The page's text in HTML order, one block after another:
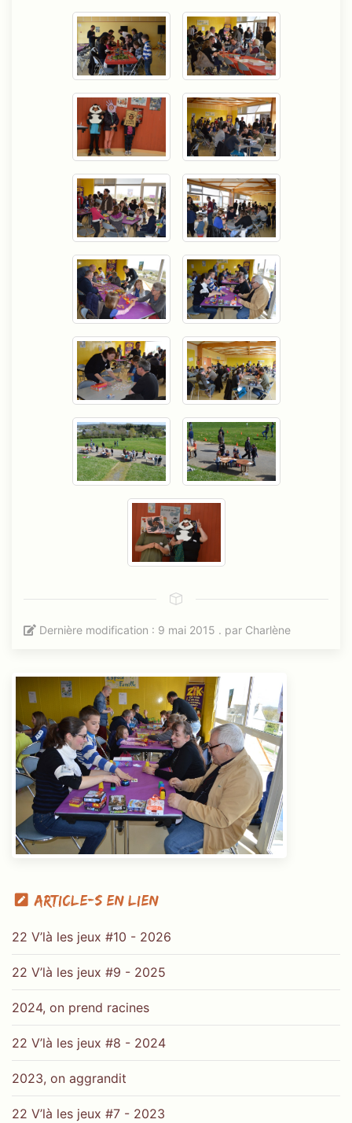
Dernière modification : 9 mai 2015 . par Charlène
Article-s en lien
22 V’là les jeux #10 - 2026
22 V’là les jeux #9 - 2025
2024, on prend racines
22 V’là les jeux #8 - 2024
2023, on aggrandit
22 V’là les jeux #7 - 2023